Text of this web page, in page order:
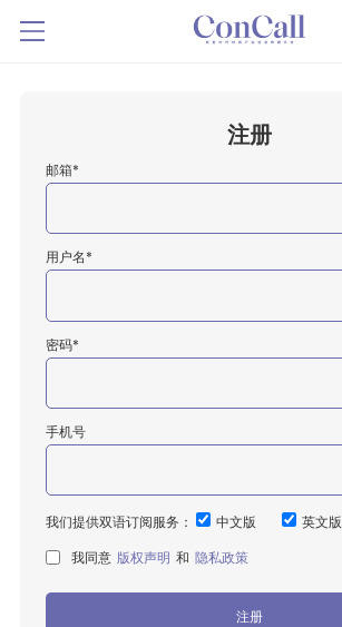
注册
邮箱*
用户名*
密码*
手机号
我们提供双语订阅服务： 中文版
英文版
我同意 版权声明 和 隐私政策
注册